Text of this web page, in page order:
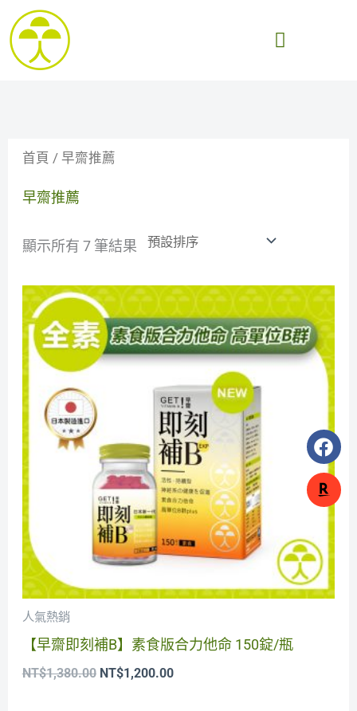
至
F
a
c
e
b
o
k
首頁 / 早齋推薦
早齋推薦
顯示所有 7 筆結果
人氣熱銷
【早齋即刻補B】素食版合力他命 150錠/瓶
NT$1,380.00
原
始
價
格：
NT$1,380.00。
NT$1,200.00
目
前
價
格：
NT$1,200.00。